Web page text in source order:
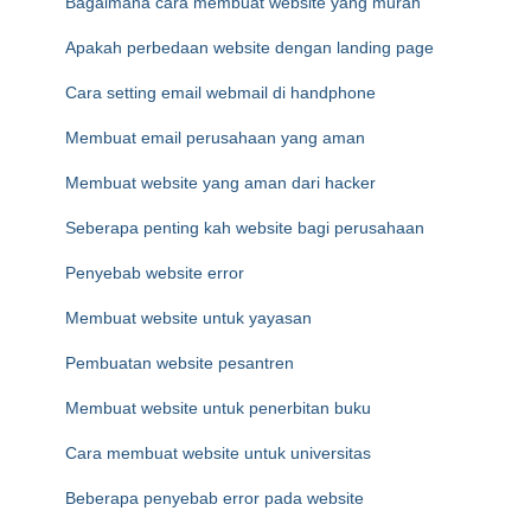
Apakah perbedaan website dengan landing page
Cara setting email webmail di handphone
Membuat email perusahaan yang aman
Membuat website yang aman dari hacker
Seberapa penting kah website bagi perusahaan
Penyebab website error
Membuat website untuk yayasan
Pembuatan website pesantren
Membuat website untuk penerbitan buku
Cara membuat website untuk universitas
Beberapa penyebab error pada website